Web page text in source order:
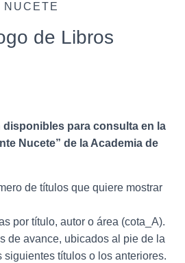
NUCETE
de Libros
para consulta en la
Nucete” de la Academia de
de títulos que quiere mostrar
por título, autor o área (cota_A).
de avance, ubicados al pie de la
siguientes títulos o los anteriores.